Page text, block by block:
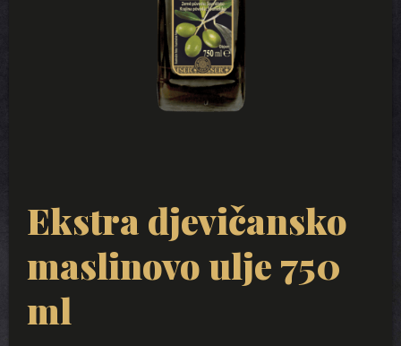
Ekstra djevičansko
maslinovo ulje 750
ml